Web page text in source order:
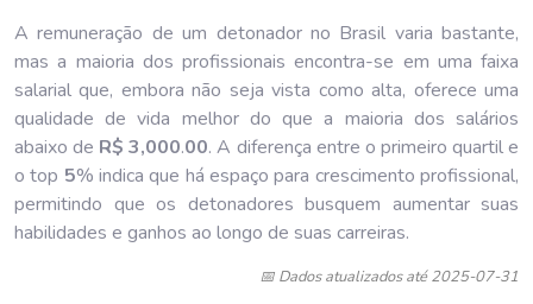
A remuneração de um detonador no Brasil varia bastante,
mas a maioria dos profissionais encontra-se em uma faixa
salarial que, embora não seja vista como alta, oferece uma
qualidade de vida melhor do que a maioria dos salários
abaixo de R$ 3,000.00. A diferença entre o primeiro quartil e
o top 5% indica que há espaço para crescimento profissional,
permitindo que os detonadores busquem aumentar suas
habilidades e ganhos ao longo de suas carreiras.
📅 Dados atualizados até 2025-07-31